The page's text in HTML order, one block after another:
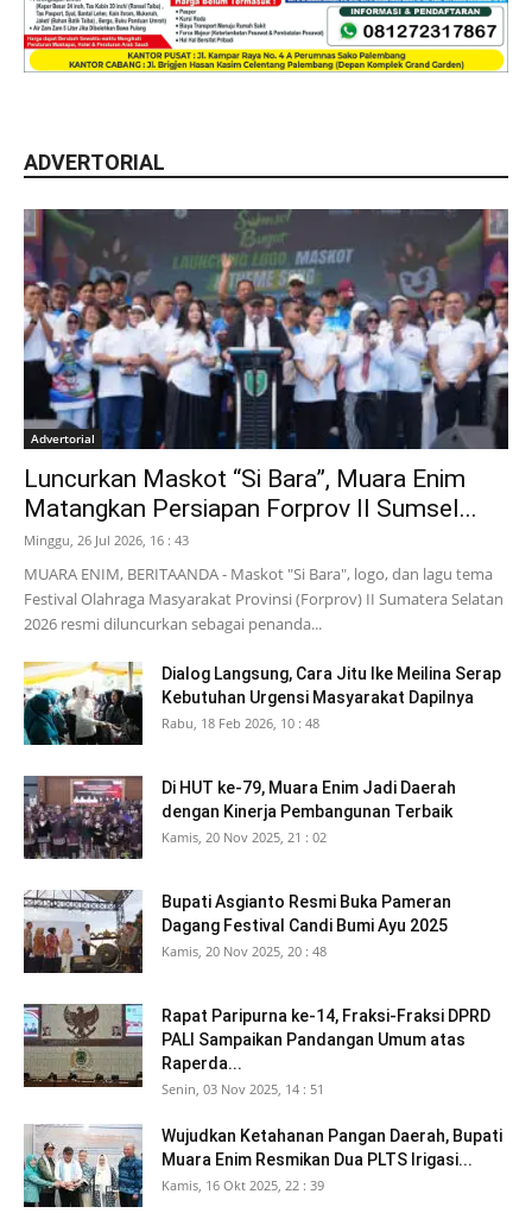
ADVERTORIAL
Advertorial
Luncurkan Maskot “Si Bara”, Muara Enim
Matangkan Persiapan Forprov II Sumsel...
Minggu, 26 Jul 2026, 16 : 43
MUARA ENIM, BERITAANDA - Maskot "Si Bara", logo, dan lagu tema
Festival Olahraga Masyarakat Provinsi (Forprov) II Sumatera Selatan
2026 resmi diluncurkan sebagai penanda...
Dialog Langsung, Cara Jitu Ike Meilina Serap
Kebutuhan Urgensi Masyarakat Dapilnya
Rabu, 18 Feb 2026, 10 : 48
Di HUT ke-79, Muara Enim Jadi Daerah
dengan Kinerja Pembangunan Terbaik
Kamis, 20 Nov 2025, 21 : 02
Bupati Asgianto Resmi Buka Pameran
Dagang Festival Candi Bumi Ayu 2025
Kamis, 20 Nov 2025, 20 : 48
Rapat Paripurna ke-14, Fraksi-Fraksi DPRD
PALI Sampaikan Pandangan Umum atas
Raperda...
Senin, 03 Nov 2025, 14 : 51
Wujudkan Ketahanan Pangan Daerah, Bupati
Muara Enim Resmikan Dua PLTS Irigasi...
Kamis, 16 Okt 2025, 22 : 39